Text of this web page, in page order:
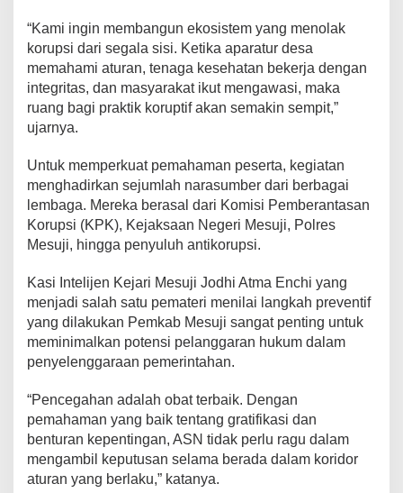
“Kami ingin membangun ekosistem yang menolak
korupsi dari segala sisi. Ketika aparatur desa
memahami aturan, tenaga kesehatan bekerja dengan
integritas, dan masyarakat ikut mengawasi, maka
ruang bagi praktik koruptif akan semakin sempit,”
ujarnya.
Untuk memperkuat pemahaman peserta, kegiatan
menghadirkan sejumlah narasumber dari berbagai
lembaga. Mereka berasal dari Komisi Pemberantasan
Korupsi (KPK), Kejaksaan Negeri Mesuji, Polres
Mesuji, hingga penyuluh antikorupsi.
Kasi Intelijen Kejari Mesuji Jodhi Atma Enchi yang
menjadi salah satu pemateri menilai langkah preventif
yang dilakukan Pemkab Mesuji sangat penting untuk
meminimalkan potensi pelanggaran hukum dalam
penyelenggaraan pemerintahan.
“Pencegahan adalah obat terbaik. Dengan
pemahaman yang baik tentang gratifikasi dan
benturan kepentingan, ASN tidak perlu ragu dalam
mengambil keputusan selama berada dalam koridor
aturan yang berlaku,” katanya.